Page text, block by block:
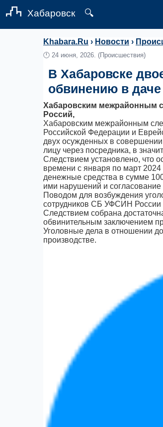
Хабаровск 🔍
Khabara.Ru › Новости ›
🕛 24 июня, 2026. (Происшествия)
В Хабаровске
обвинению в даче
Хабаровским межрайонным
Россий,
Хабаровским межрайонным
Российской Федерации и
двух осужденных в
лицу через посредника, в
Следствием установлено, что
времени с января по март 2024
денежные средства в сумме
ими нарушений и
Поводом для возбуждения
сотрудников СБ УФСИН России
Следствием собрана
обвинительным заключением
Уголовные дела в отношении
производстве.